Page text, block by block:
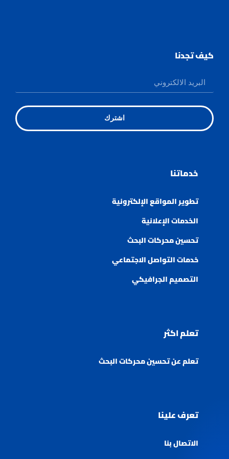
كيف تجدنا
اشترك
خدماتنا
تطوير المواقع الإلكترونية
الخدمات الإعلانية
تحسين محركات البحث
خدمات التواصل الاجتماعي
التصميم الجرافيكي
تعلم اكثر
تعلم عن تحسين محركات البحث
تعرف علينا
الاتصال بنا